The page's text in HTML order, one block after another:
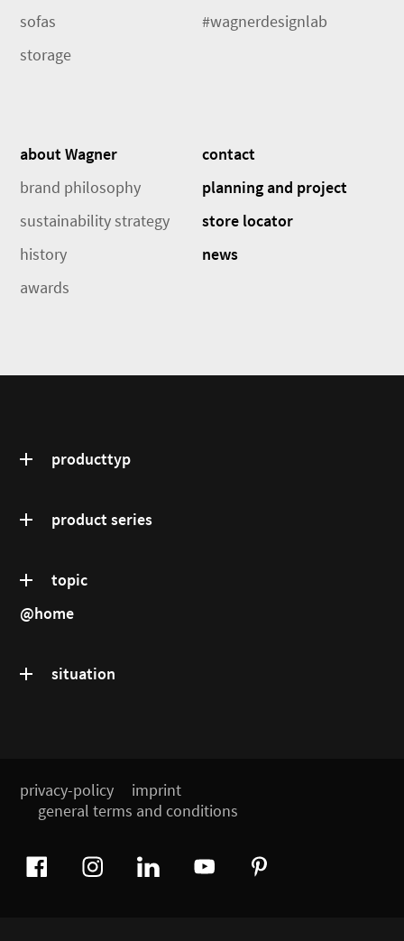
sofas
storage
#wagnerdesignlab
about Wagner
brand philosophy
sustainability strategy
history
awards
contact
planning and project
store locator
news
producttyp
product series
topic
@home
situation
privacy-policy
imprint
general terms and conditions